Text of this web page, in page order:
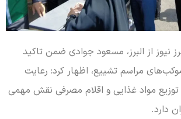
نیوز از البرز، مسعود جوادی ضمن تاکید‌
مراسم تشییع، اظهار کرد: رعایت
توزیع مواد غذایی و اقلام مصرفی نقش مهمی
دارد.